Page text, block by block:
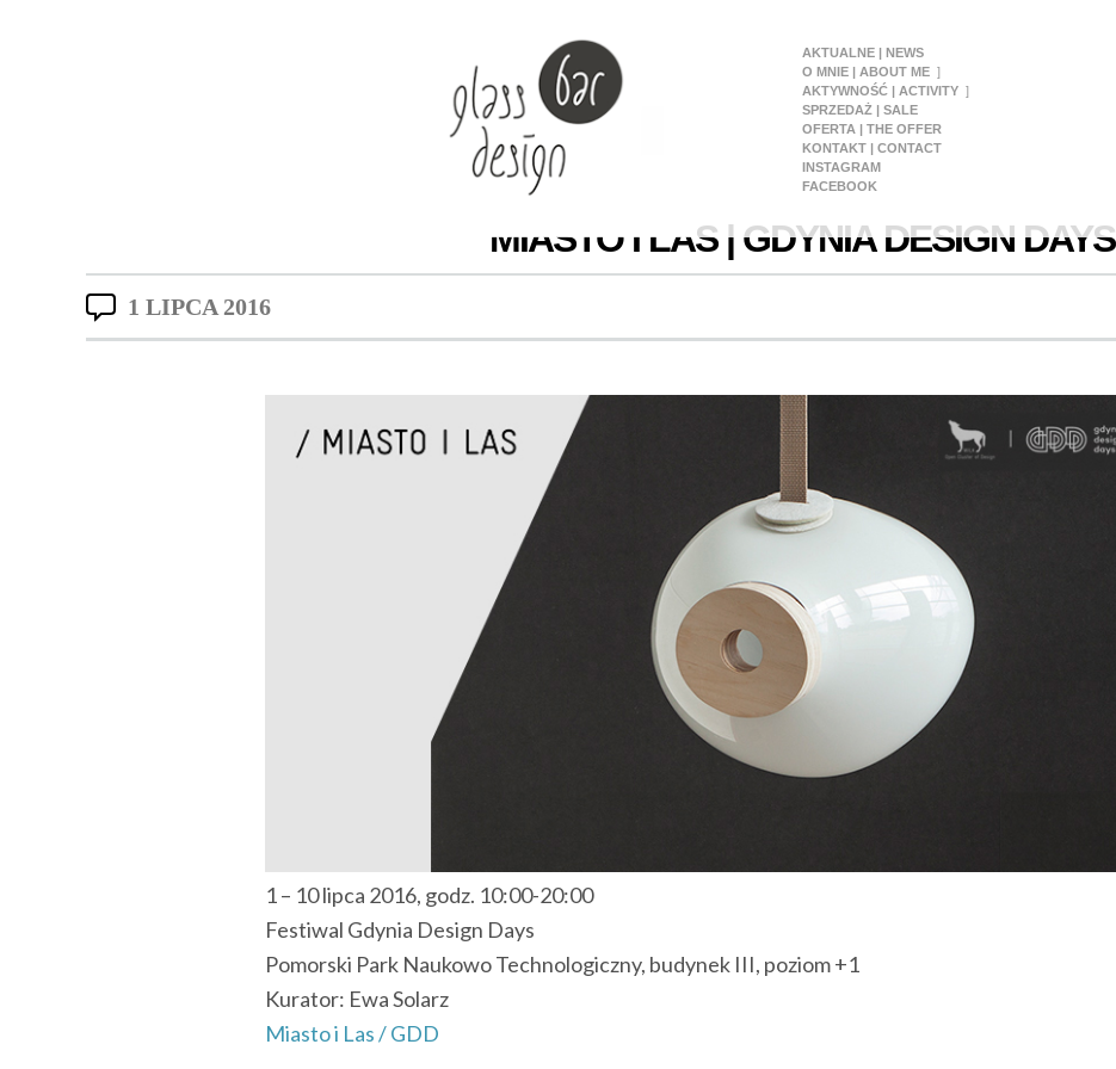
AKTUALNE | NEWS
O MNIE | ABOUT ME
AKTYWNOŚĆ | ACTIVITY
SPRZEDAŻ | SALE
OFERTA | THE OFFER
KONTAKT | CONTACT
INSTAGRAM
FACEBOOK
MIASTO I LAS | GDYNIA DESIGN DAYS
1 LIPCA 2016
1 – 10 lipca 2016, godz. 10:00-20:00
Festiwal Gdynia Design Days
Pomorski Park Naukowo Technologiczny, budynek III, poziom +1
Kurator: Ewa Solarz
Miasto i Las / GDD